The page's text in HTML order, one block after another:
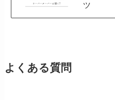
ツ
よくある質問